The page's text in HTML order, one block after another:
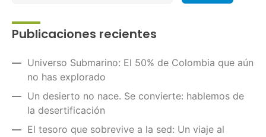
Publicaciones recientes
Universo Submarino: El 50% de Colombia que aún
no has explorado
Un desierto no nace. Se convierte: hablemos de
la desertificación
El tesoro que sobrevive a la sed: Un viaje al